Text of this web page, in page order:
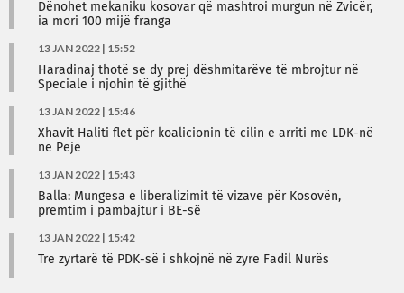
Dënohet mekaniku kosovar që mashtroi murgun në Zvicër,
ia mori 100 mijë franga
13 JAN 2022 | 15:52
Haradinaj thotë se dy prej dëshmitarëve të mbrojtur në
Speciale i njohin të gjithë
13 JAN 2022 | 15:46
Xhavit Haliti flet për koalicionin të cilin e arriti me LDK-në
në Pejë
13 JAN 2022 | 15:43
Balla: Mungesa e liberalizimit të vizave për Kosovën,
premtim i pambajtur i BE-së
13 JAN 2022 | 15:42
Tre zyrtarë të PDK-së i shkojnë në zyre Fadil Nurës